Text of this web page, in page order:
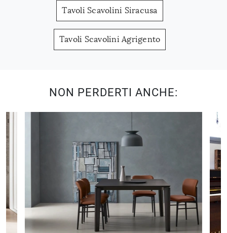
Tavoli Scavolini Siracusa
Tavoli Scavolini Agrigento
NON PERDERTI ANCHE: